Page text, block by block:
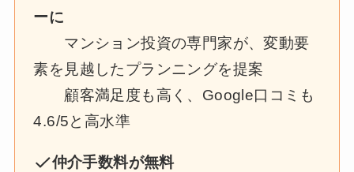
ーに
マンション投資の専門家が、変動要
素を見越したプランニングを提案
顧客満足度も高く、Google口コミも
4.6/5と高水準
仲介手数料が無料